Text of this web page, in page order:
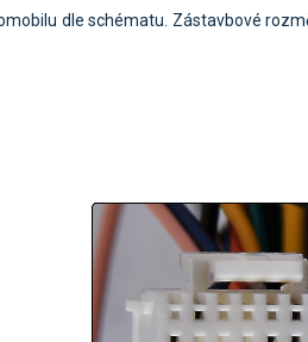
dle schématu. Zástavbové